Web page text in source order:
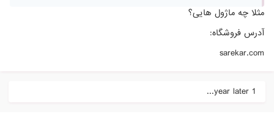
مثلا چه ماژول هایی؟
آدرس فروشگاه:
sarekar.com